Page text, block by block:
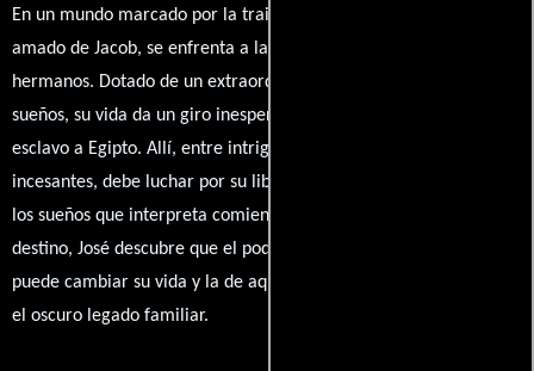
En un mundo marcado por la traición y la ambición, José, el hijo
amado de Jacob, se enfrenta a la envidia de sus propios
hermanos. Dotado de un extraordinario talento para interpretar
sueños, su vida da un giro inesperado cuando es vendido como
esclavo a Egipto. Allí, entre intrigas palaciegas y desafíos
incesantes, debe luchar por su libertad y su identidad. Mientras
los sueños que interpreta comienzan a entrelazarse con su
destino, José descubre que el poder de la esperanza y el perdón
puede cambiar su vida y la de aquellos que lo rodean, desafiando
el oscuro legado familiar.